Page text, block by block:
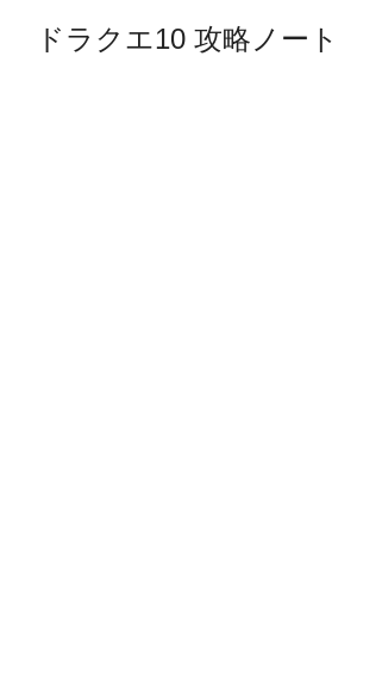
ドラクエ10 攻略ノート